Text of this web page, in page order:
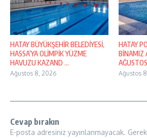
HATAY BÜYÜKŞEHİR BELEDİYESİ,
HASSA’YA OLİMPİK YÜZME
HAVUZU KAZAND ...
Ağustos 8, 2026
HATAY
BİNAMIZ
Ağustos
Cevap bırakın
E-posta adresiniz yayınlanmayacak.